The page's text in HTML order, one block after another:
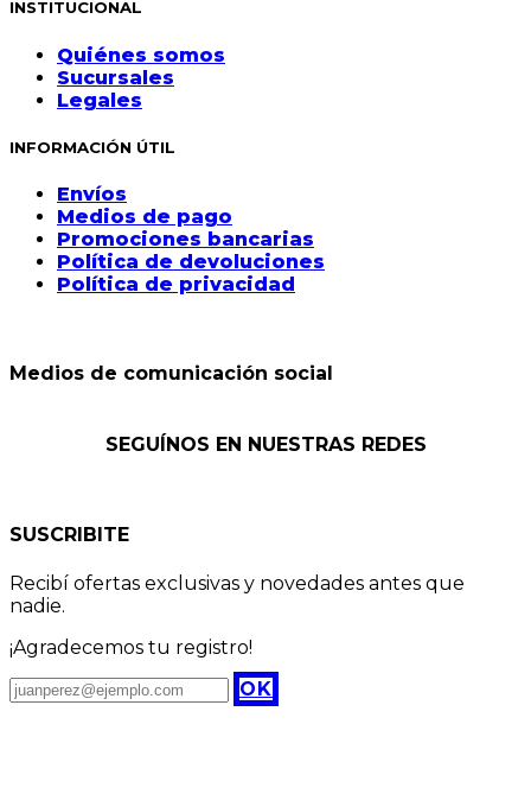
INSTITUCIONAL
Quiénes somos
Sucursales
Legales
INFORMACIÓN ÚTIL
Envíos
Medios de pago
Promociones bancarias
Política de devoluciones
Política de privacidad
Medios de comunicación social
SEGUÍNOS EN NUESTRAS REDES
SUSCRIBITE
Recibí ofertas exclusivas y novedades antes que
nadie.
¡Agradecemos tu registro!
OK